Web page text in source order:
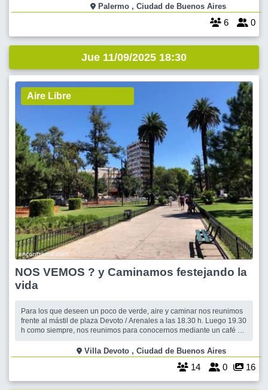
viajes para disfrutar al máximo.Siempre con el mejor nivel. Estaremos
en el N
Palermo , Ciudad de Buenos Aires
6 0
Jue 11/09/2025 18:30
Aire Libre
NOS VEMOS ? y Caminamos festejando la
vida
Para los que deseen un poco de verde, aire y caminar nos reunimos
frente al mástil de plaza Devoto / Arenales a las 18.30 h. Luego 19.30
h como siempre, nos reunimos para conocernos mediante un café o
gustaría sumarte a este evento y ser uno más de los amigos de
Devoto?
Villa Devoto , Ciudad de Buenos Aires
14 0 16